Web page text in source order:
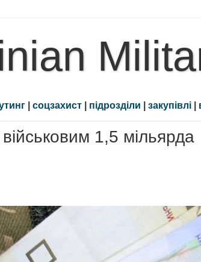
| соцзахист | підрозділи | закупівлі |
1,5 мільярда